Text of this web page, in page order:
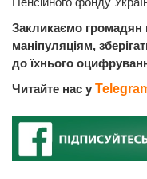
Закликаємо громадян
маніпуляціям,
до їхнього
Читайте нас у